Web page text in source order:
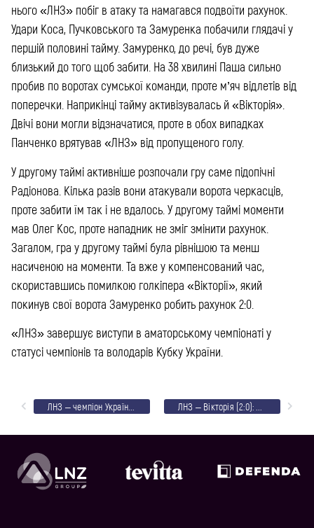
нього «ЛНЗ» побіг в атаку та намагався подвоїти рахунок.
Удари Коса, Пучковського та Замуренка побачили глядачі у
першій половині тайму. Замуренко, до речі, був дуже
близький до того щоб забити. На 38 хвилині Паша сильно
пробив по воротах сумської команди, проте м’яч відлетів від
поперечки. Наприкінці тайму активізувалась й «Вікторія».
Двічі вони могли відзначатися, проте в обох випадках
Панченко врятував «ЛНЗ» від пропущеного голу.
У другому таймі активніше розпочали гру саме підопічні
Радіонова. Кілька разів вони атакували ворота черкасців,
проте забити їм так і не вдалось. У другому таймі моменти
мав Олег Кос, проте нападник не зміг змінити рахунок.
Загалом, гра у другому таймі була рівнішою та менш
насиченою на моменти. Та вже у компенсований час,
скориставшись помилкою голкіпера «Вікторії», який
покинув свої ворота Замуренко робить рахунок 2:0.
«ЛНЗ» завершує виступи в аматорському чемпіонаті у
статусі чемпіонів та володарів Кубку України.